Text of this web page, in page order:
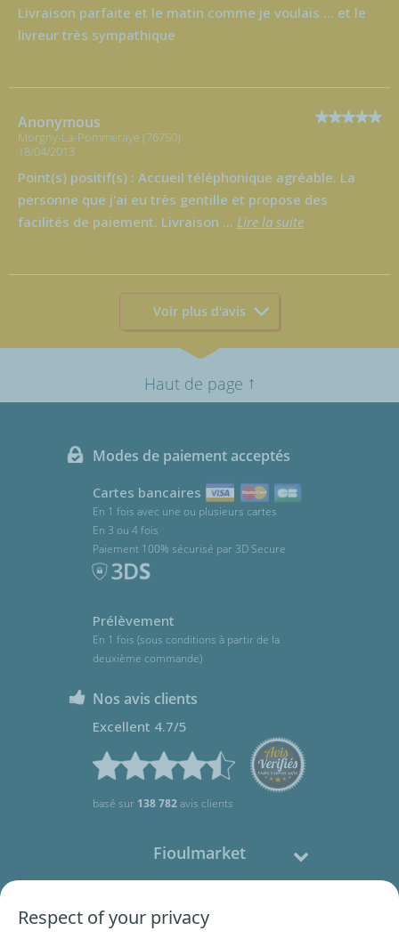
Livraison parfaite et le matin comme je voulais ... et le
livreur très sympathique
Anonymous
Morgny-La-Pommeraye (76750)
18/04/2013
Point(s) positif(s) : Accueil téléphonique agréable. La
personne que j'ai eu très gentille et propose des
facilités de paiement. Livraison ... Lire la suite
Voir plus d'avis
Haut de page ↑
Modes de paiement acceptés
Cartes bancaires
En 1 fois avec une ou plusieurs cartes
En 3 ou 4 fois
Paiement 100% sécurisé par 3D Secure
Prélèvement
En 1 fois (sous conditions à partir de la
deuxième commande)
Nos avis clients
Excellent 4.7/5
basé sur 138 782avis clients
Fioulmarket
Respect of your privacy